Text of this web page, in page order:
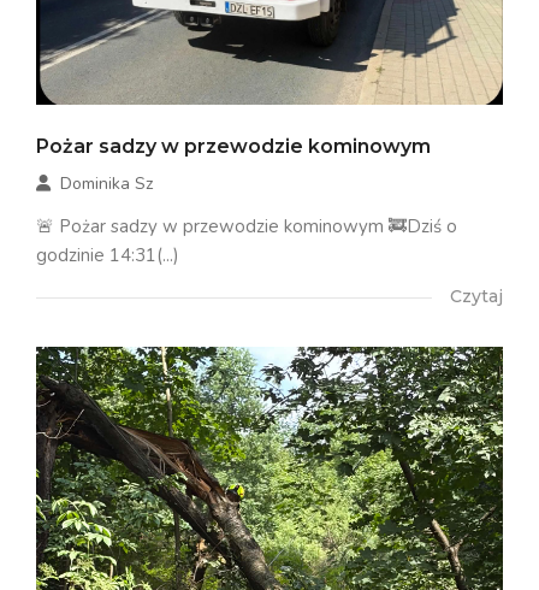
Pożar sadzy w przewodzie kominowym
Dominika Sz
🚨 Pożar sadzy w przewodzie kominowym 🚒Dziś o
godzinie 14:31(...)
Czytaj